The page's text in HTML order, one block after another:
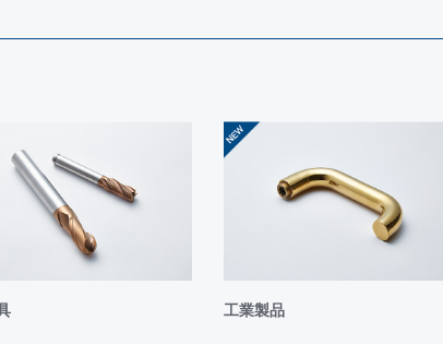
セなごやで開催された「INTERMOLD/名古屋/金型展名古屋」
イトで開催された「INTERMOLD2023/金型展2023」にコーテ
産業振興センターで開催の「燕三条ものづくりメッセ2022」
なごやで開催の「INTERMOLD名古屋／金型展名古屋」にコ
工業製品